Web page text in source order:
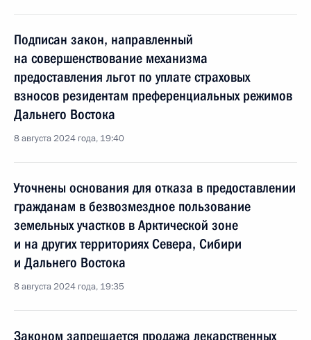
Подписан закон, направленный
на совершенствование механизма
предоставления льгот по уплате страховых
взносов резидентам преференциальных режимов
Дальнего Востока
8 августа 2024 года, 19:40
Уточнены основания для отказа в предоставлении
гражданам в безвозмездное пользование
земельных участков в Арктической зоне
и на других территориях Севера, Сибири
и Дальнего Востока
8 августа 2024 года, 19:35
Законом запрещается продажа лекарственных